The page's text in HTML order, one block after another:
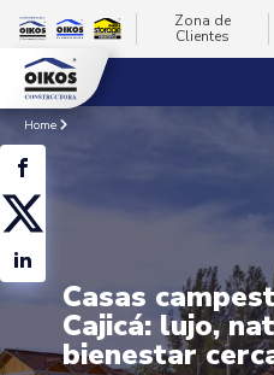
Zona de
Clientes
Home
Casas
Cajicá: lujo,
bienestar